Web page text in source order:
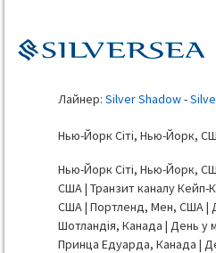
Лайнер: Silver Shadow-
Нью-Йорк Сіті, Нью-Йорк,
Нью-Йорк Сіті, Нью-Йорк,
США | Транзит каналу Кейп-
США | Портленд, Мен, США |
Шотландія, Канада | День у
Принца Едуарда, Канада |